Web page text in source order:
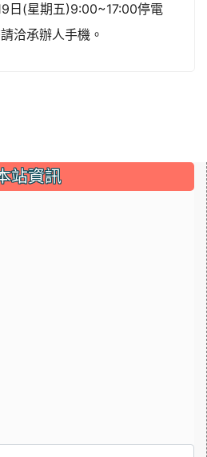
日(星期五)9:00~17:00停電
洽承辦人手機。
站資訊